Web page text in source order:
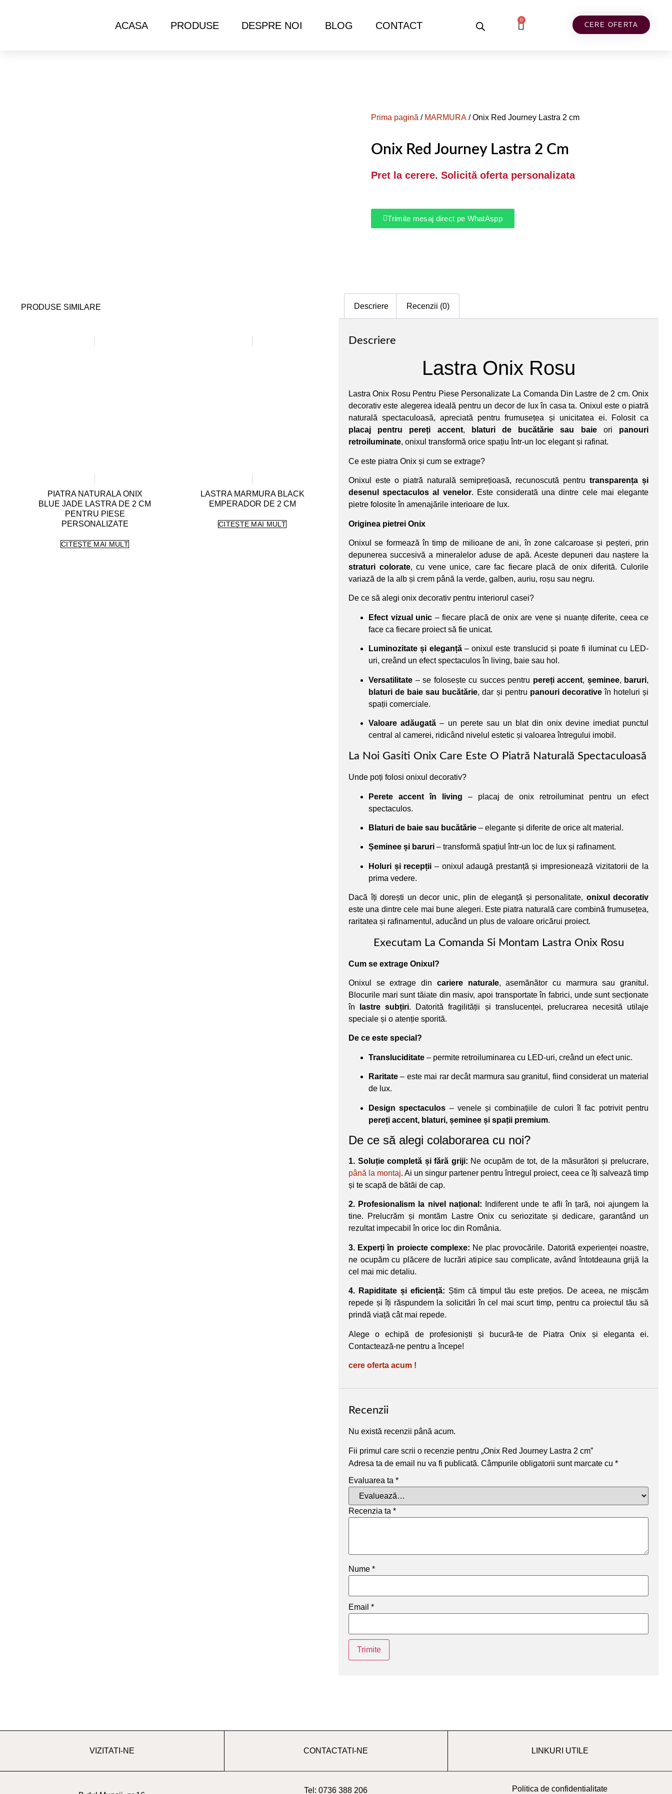
ACASA PRODUSE DESPRE NOI BLOG CONTACT
0
CERE OFERTA
Prima pagină / MARMURA / Onix Red Journey Lastra 2 cm
Onix Red Journey Lastra 2 Cm
Pret la cerere. Solicită oferta personalizata
Trimite mesaj direct pe WhatAspp
PRODUSE SIMILARE
PIATRA NATURALA ONIX
BLUE JADE LASTRA DE 2 CM
PENTRU PIESE
PERSONALIZATE
CITEȘTE MAI MULT
LASTRA MARMURA BLACK
EMPERADOR DE 2 CM
CITEȘTE MAI MULT
Descriere Recenzii (0)
Descriere
Lastra Onix Rosu
Lastra Onix Rosu Pentru Piese Personalizate La Comanda Din Lastre de 2 cm. Onix
decorativ este alegerea ideală pentru un decor de lux în casa ta. Onixul este o piatră
naturală spectaculoasă, apreciată pentru frumusețea și unicitatea ei. Folosit ca
placaj pentru pereți accent, blaturi de bucătărie sau baieori panouri
retroiluminate, onixul transformă orice spațiu într-un loc elegant și rafinat.
Ce este piatra Onix și cum se extrage?
Onixul este o piatră naturală semiprețioasă, recunoscută pentrutransparența și
desenul spectaculos al venelor. Este considerată una dintre cele mai elegante
pietre folosite în amenajările interioare de lux.
Originea pietrei Onix
Onixul se formează în timp de milioane de ani, în zone calcaroase și peșteri, prin
depunerea succesivă a mineralelor aduse de apă. Aceste depuneri dau naștere la
straturi colorate, cu vene unice, care fac fiecare placă de onix diferită. Culorile
variază de la alb și crem până la verde, galben, auriu, roșu sau negru.
De ce să alegi onix decorativ pentru interiorul casei?
Efect vizual unic – fiecare placă de onix are vene și nuanțe diferite, ceea ce
face ca fiecare proiect să fie unicat.
Luminozitate și eleganță– onixul este translucid și poate fi iluminat cu LED-
uri, creând un efect spectaculos în living, baie sau hol.
Versatilitate – se folosește cu succes pentru pereți accent, șeminee, baruri,
blaturi de baie sau bucătărie, dar și pentru panouri decorativeîn hoteluri și
spații comerciale.
Valoare adăugată – un perete sau un blat din onix devine imediat punctul
central al camerei, ridicând nivelul estetic și valoarea întregului imobil.
La Noi Gasiti Onix Care Este O Piatră Naturală Spectaculoasă
Unde poți folosi onixul decorativ?
Perete accent în living – placaj de onix retroiluminat pentru un efect
spectaculos.
Blaturi de baie sau bucătărie – elegante și diferite de orice alt material.
Șeminee și baruri – transformă spațiul într-un loc de lux și rafinament.
Holuri și recepții – onixul adaugă prestanță și impresionează vizitatorii de la
prima vedere.
Dacă îți dorești un decor unic, plin de eleganță și personalitate, onixul decorativ
este una dintre cele mai bune alegeri. Este piatra naturală care combină frumusețea,
raritatea și rafinamentul, aducând un plus de valoare oricărui proiect.
Executam La Comanda Si Montam Lastra Onix Rosu
Cum se extrage Onixul?
Onixul se extrage din cariere naturale, asemănător cu marmura sau granitul.
Blocurile mari sunt tăiate din masiv, apoi transportate în fabrici, unde sunt secționate
în
lastre subțiri. Datorită fragilității și translucenței, prelucrarea necesită utilaje
speciale și o atenție sporită.
De ce este special?
Transluciditate – permite retroiluminarea cu LED-uri, creând un efect unic.
Raritate – este mai rar decât marmura sau granitul, fiind considerat un material
de lux.
Design spectaculos – venele și combinațiile de culori îl fac potrivit pentru
pereți accent, blaturi, șeminee și spații premium.
De ce să alegi colaborarea cu noi?
1. Soluție completă și fără griji: Ne ocupăm de tot, de la măsurători și prelucrare,
până la montaj. Ai un singur partener pentru întregul proiect, ceea ce îți salvează timp
și te scapă de bătăi de cap.
2. Profesionalism la nivel național: Indiferent unde te afli în țară, noi ajungem la
tine. Prelucrăm și montăm Lastre Onix cu seriozitate și dedicare, garantând un
rezultat impecabil în orice loc din România.
3. Experți în proiecte complexe: Ne plac provocările. Datorită experienței noastre,
ne ocupăm cu plăcere de lucrări atipice sau complicate, având întotdeauna grijă la
cel mai mic detaliu.
4. Rapiditate și eficiență: Știm că timpul tău este prețios. De aceea, ne mișcăm
repede și îți răspundem la solicitări în cel mai scurt timp, pentru ca proiectul tău să
prindă viață cât mai repede.
Alege o echipă de profesioniști și bucură-te de Piatra Onix și eleganta ei.
Contactează-ne pentru a începe!
cere oferta acum !
Recenzii
Nu există recenzii până acum.
Fii primul care scrii o recenzie pentru „Onix Red Journey Lastra 2 cm”
Adresa ta de email nu va fi publicată. Câmpurile obligatorii sunt marcate cu *
Evaluarea ta *
Recenzia ta *
Nume *
Email *
VIZITATI-NE CONTACTATI-NE
Tel: 0736 388 206
LINKURI UTILE
Politica de confidentialitate